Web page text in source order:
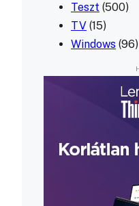
Teszt (500)
TV (15)
Windows (96)